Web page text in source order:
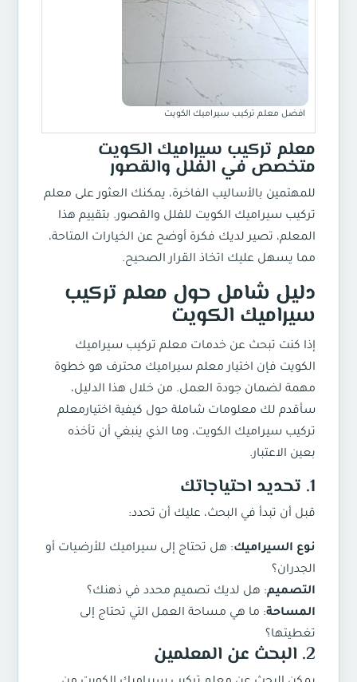
افضل معلم تركيب سيراميك الكويت
معلم تركيب سيراميك الكويت
متخصص في الفلل والقصور
للمهتمين بالأساليب الفاخرة، يمكنك العثور على معلم
تركيب سيراميك الكويت للفلل والقصور. بتقييم هذا
المعلم، تصير لديك فكرة أوضح عن الخيارات المتاحة،
مما يسهل عليك اتخاذ القرار الصحيح.
دليل شامل حول معلم تركيب
سيراميك الكويت
إذا كنت تبحث عن خدمات معلم تركيب سيراميك
الكويت فإن اختيار معلم سيراميك محترف هو خطوة
مهمة لضمان جودة العمل. من خلال هذا الدليل،
سأقدم لك معلومات شاملة حول كيفية اختيارمعلم
تركيب سيراميك الكويت، وما الذي ينبغي أن تأخذه
بعين الاعتبار.
1. تحديد احتياجاتك
قبل أن تبدأ في البحث، عليك أن تحدد:
نوع السيراميك: هل تحتاج إلى سيراميك للأرضيات أو
الجدران؟
التصميم: هل لديك تصميم محدد في ذهنك؟
المساحة: ما هي مساحة العمل التي تحتاج إلى
تغطيتها؟
2. البحث عن المعلمين